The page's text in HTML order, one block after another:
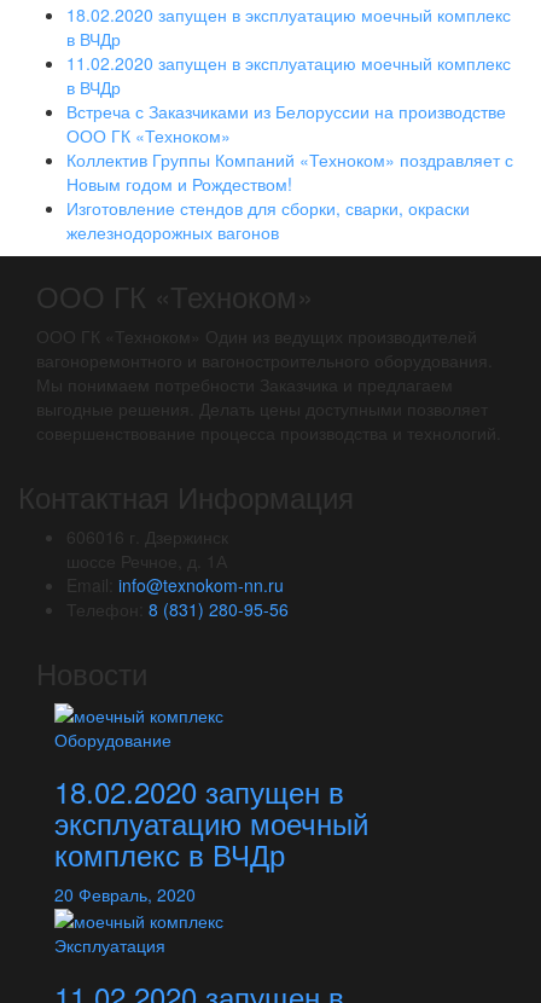
18.02.2020 запущен в эксплуатацию моечный комплекс
в ВЧДр
11.02.2020 запущен в эксплуатацию моечный комплекс
в ВЧДр
Встреча с Заказчиками из Белоруссии на производстве
ООО ГК «Техноком»
Коллектив Группы Компаний «Техноком» поздравляет с
Новым годом и Рождеством!
Изготовление стендов для сборки, сварки, окраски
железнодорожных вагонов
ООО ГК «Техноком»
ООО ГК «Техноком» Один из ведущих производителей
вагоноремонтного и вагоностроительного оборудования.
Мы понимаем потребности Заказчика и предлагаем
выгодные решения. Делать цены доступными позволяет
совершенствование процесса производства и технологий.
Контактная Информация
606016 г. Дзержинск
шоссе Речное, д. 1А
Email: info@texnokom-nn.ru
Телефон: 8 (831) 280-95-56
Новости
Оборудование
18.02.2020 запущен в
эксплуатацию моечный
комплекс в ВЧДр
20 Февраль, 2020
Эксплуатация